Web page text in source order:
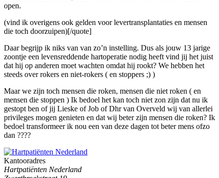
open.
(vind ik overigens ook gelden voor levertransplantaties en mensen
die toch doorzuipen)[/quote]
Daar begrijp ik niks van van zo’n instelling. Dus als jouw 13 jarige
zoontje een levensreddende hartoperatie nodig heeft vind jij het juist
dat hij op anderen moet wachten omdat hij rookt? We hebben het
steeds over rokers en niet-rokers ( en stoppers ;) )
Maar we zijn toch mensen die roken, mensen die niet roken ( en
mensen die stoppen ) Ik bedoel het kan toch niet zon zijn dat nu ik
gestopt ben of jij Lieske of Job of Dhr van Overveld wij van allerlei
privileges mogen genieten en dat wij beter zijn mensen die roken? Ik
bedoel transformeer ik nou een van deze dagen tot beter mens ofzo
dan ????
Kantooradres
Hartpatiënten Nederland